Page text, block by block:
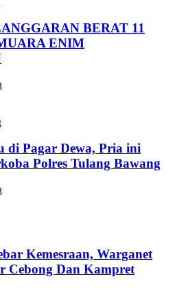
BERAT 11
ENIM
di Pagar Dewa, Pria ini
Polres Tulang Bawang
Kemesraan, Warganet
Cebong Dan Kampret